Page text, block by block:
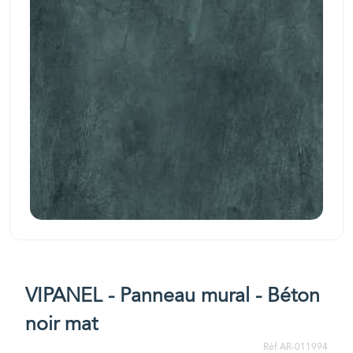
VIPANEL - Panneau mural - Béton
noir mat
Réf AR-011994